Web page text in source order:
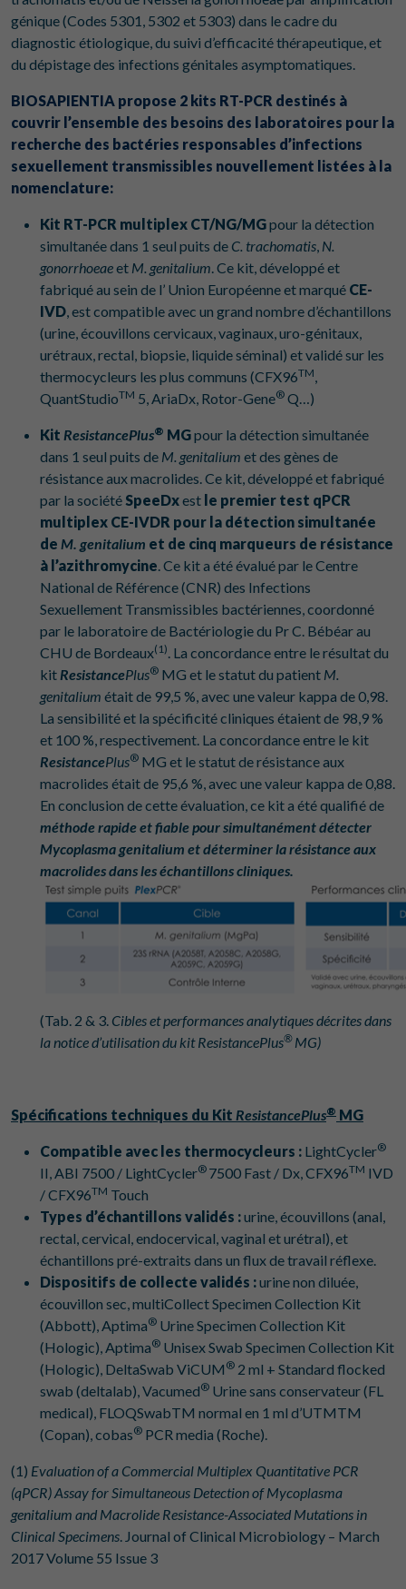
génique (Codes 5301, 5302 et 5303) dans le cadre du
diagnostic étiologique, du suivi d’efficacité thérapeutique, et
du dépistage des infections génitales asymptomatiques.
BIOSAPIENTIA propose 2 kits RT-PCR destinés à
couvrir l’ensemble des besoins des laboratoires pour la
recherche des bactéries responsables d’infections
sexuellement transmissibles nouvellement listées à la
nomenclature:
Kit RT-PCR multiplex CT/NG/MGpour la détection
simultanée dans 1 seul puits de C. trachomatis, N.
gonorrhoeaeet M. genitalium. Ce kit, développé et
fabriqué au sein de l’ Union Européenne et marqué CE-
IVD, est compatible avec un grand nombre d’échantillons
(urine, écouvillons cervicaux, vaginaux, uro-génitaux,
urétraux, rectal, biopsie, liquide séminal) et validé sur les
thermocycleurs les plus communs (CFX96TM,
QuantStudioTM 5, AriaDx, Rotor-Gene® Q…)
Kit ResistancePlus® MGpour la détection simultanée
dans 1 seul puits de M. genitalium et des gènes de
résistance aux macrolides. Ce kit, développé et fabriqué
par la sociétéSpeeDxest le premier test qPCR
multiplex CE-IVDR pour la détection simultanée
de M. genitalium et de cinq marqueurs de résistance
à l’azithromycine. Ce kit a été évalué par le Centre
National de Référence (CNR) des Infections
Sexuellement Transmissibles bactériennes, coordonné
par le laboratoire de Bactériologie du Pr C. Bébéar au
CHU de Bordeaux(1). La concordance entre le résultat du
kit ResistancePlus® MG et le statut du patient M.
genitalium était de 99,5 %, avec une valeur kappa de 0,98.
La sensibilité et la spécificité cliniques étaient de 98,9 %
et 100 %, respectivement. La concordance entre le kit
ResistancePlus® MG et le statut de résistance aux
macrolides était de 95,6 %, avec une valeur kappa de 0,88.
En conclusion de cette évaluation, ce kit a été qualifié de
méthode rapide et fiable pour simultanément détecter
Mycoplasma genitalium et déterminer la résistance aux
macrolides dans les échantillons cliniques.
(Tab. 2 & 3. Cibles et performances analytiques décrites dans
la notice d’utilisation du kit ResistancePlus® MG)
Spécifications techniques du Kit ResistancePlus® MG
Compatible avec les thermocycleurs : LightCycler®
II, ABI 7500 / LightCycler® 7500 Fast / Dx, CFX96TM IVD
/ CFX96TM Touch
Types d’échantillons validés :urine, écouvillons (anal,
rectal, cervical, endocervical, vaginal et urétral), et
échantillons pré-extraits dans un flux de travail réflexe.
Dispositifs de collecte validés :urine non diluée,
écouvillon sec, multiCollect Specimen Collection Kit
(Abbott), Aptima® Urine Specimen Collection Kit
(Hologic), Aptima® Unisex Swab Specimen Collection Kit
(Hologic), DeltaSwab ViCUM ® 2 ml + Standard flocked
swab (deltalab), Vacumed® Urine sans conservateur (FL
medical), FLOQSwabTM normal en 1 ml d’UTMTM
(Copan), cobas® PCR media (Roche).
(1) Evaluation of a Commercial Multiplex Quantitative PCR
(qPCR) Assay for Simultaneous Detection of Mycoplasma
genitalium and Macrolide Resistance-Associated Mutations in
Clinical Specimens. Journal of Clinical Microbiology – March
2017 Volume 55 Issue 3